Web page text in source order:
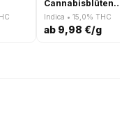
Cannabisblüten
THC15 SNL Snow
Leopard
Indica • 15,0% THC
ab 9,98 €/g